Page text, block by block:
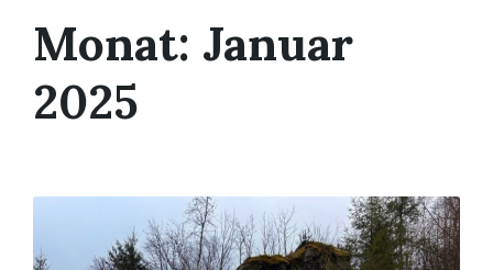
Monat: Januar
2025
Mehr